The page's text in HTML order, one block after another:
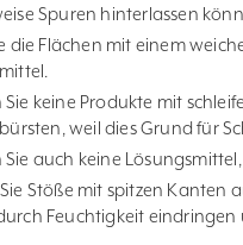
Spuren hinterlassen
die Flächen mit einem
keine Produkte mit
weil dies Grund für
auch keine
Stöße mit spitzen Kanten
Feuchtigkeit eindringen